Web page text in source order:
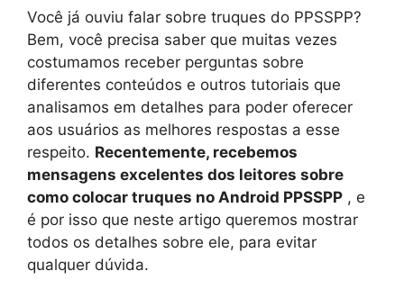
Você já ouviu falar sobre truques do PPSSPP?
Bem, você precisa saber que muitas vezes
costumamos receber perguntas sobre
diferentes conteúdos e outros tutoriais que
analisamos em detalhes para poder oferecer
aos usuários as melhores respostas a esse
respeito. Recentemente, recebemos
mensagens excelentes dos leitores sobre
como colocar truques no Android PPSSPP , e
é por isso que neste artigo queremos mostrar
todos os detalhes sobre ele, para evitar
qualquer dúvida.